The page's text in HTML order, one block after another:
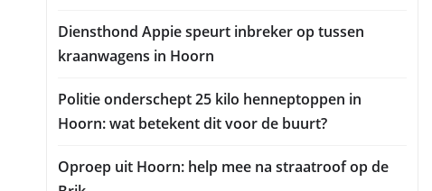
Diensthond Appie speurt inbreker op tussen
kraanwagens in Hoorn
Politie onderschept 25 kilo henneptoppen in
Hoorn: wat betekent dit voor de buurt?
Oproep uit Hoorn: help mee na straatroof op de